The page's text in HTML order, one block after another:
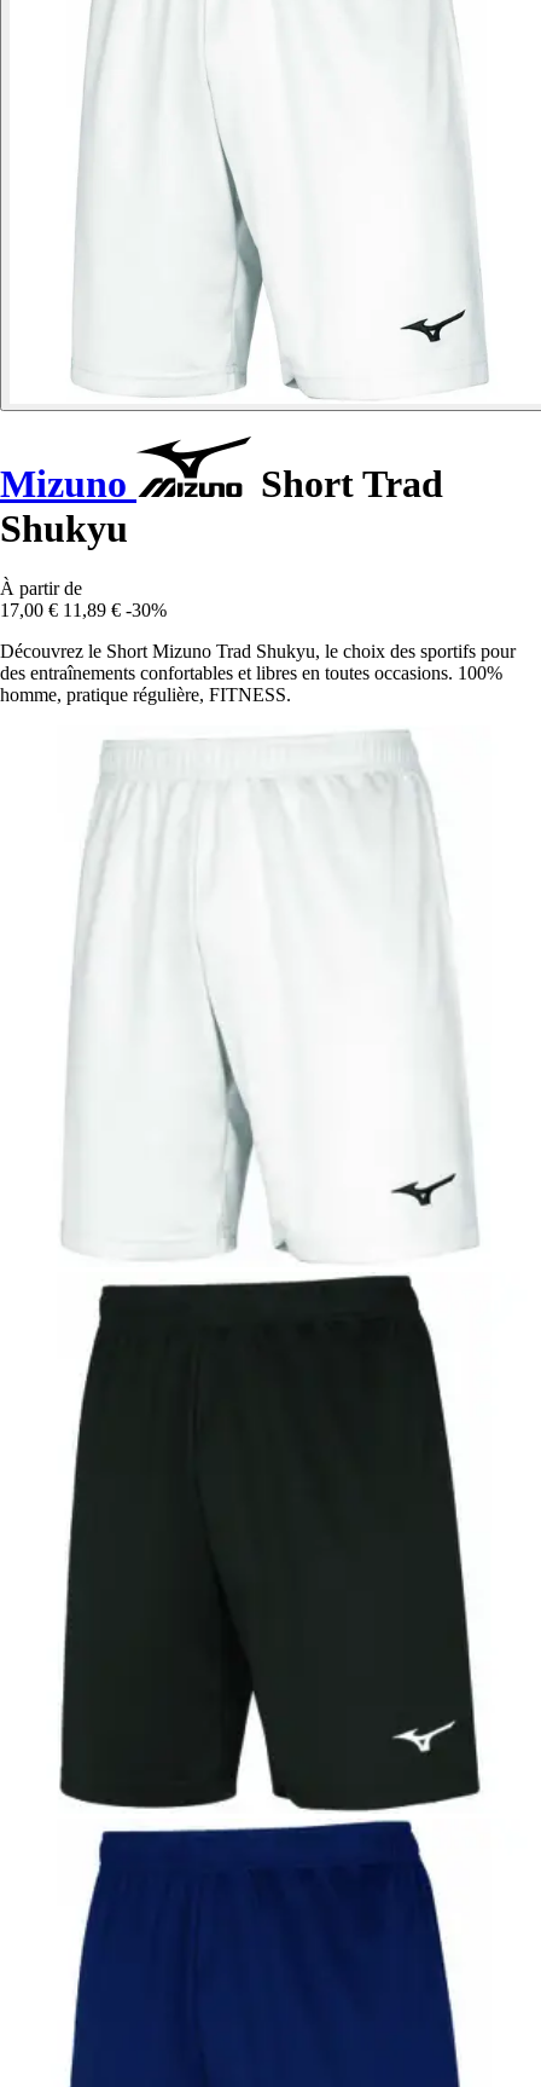
Mizuno
Short Trad
Shukyu
À partir de
17,00 € 11,89 € -30%
Découvrez le Short Mizuno Trad Shukyu, le choix des sportifs pour
des entraînements confortables et libres en toutes occasions. 100%
homme, pratique régulière, FITNESS.